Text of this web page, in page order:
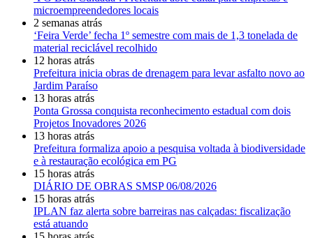
microempreendedores locais
2 semanas atrás
‘Feira Verde’ fecha 1º semestre com mais de 1,3 tonelada de
material reciclável recolhido
12 horas atrás
Prefeitura inicia obras de drenagem para levar asfalto novo ao
Jardim Paraíso
13 horas atrás
Ponta Grossa conquista reconhecimento estadual com dois
Projetos Inovadores 2026
13 horas atrás
Prefeitura formaliza apoio a pesquisa voltada à biodiversidade
e à restauração ecológica em PG
15 horas atrás
DIÁRIO DE OBRAS SMSP 06/08/2026
15 horas atrás
IPLAN faz alerta sobre barreiras nas calçadas: fiscalização
está atuando